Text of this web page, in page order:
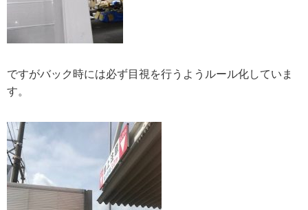
ですがバック時には必ず目視を行うようルール化していま
す。